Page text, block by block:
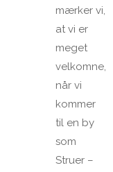
mærker vi,
at vi er
meget
velkomne,
når vi
kommer
til en by
som
Struer –